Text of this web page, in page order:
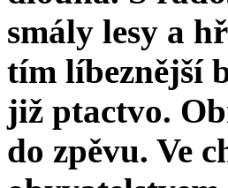
smály lesy a
tím líbeznější
již ptactvo.
do zpěvu. Ve